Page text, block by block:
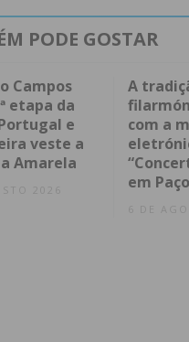
PODE GOSTAR
Campos
etapa da
e
veste a
Amarela
2026
A
com a
em
6 DE